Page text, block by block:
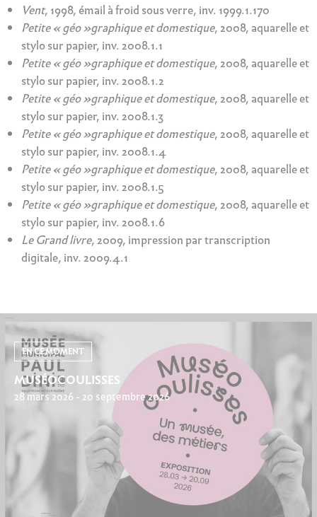
Vent, 1998, émail à froid sous verre, inv. 1999.1.170
Petite « géo »graphique et domestique, 2008, aquarelle et
stylo sur papier, inv. 2008.1.1
Petite « géo »graphique et domestique, 2008, aquarelle et
stylo sur papier, inv. 2008.1.2
Petite « géo »graphique et domestique, 2008, aquarelle et
stylo sur papier, inv. 2008.1.3
Petite « géo »graphique et domestique, 2008, aquarelle et
stylo sur papier, inv. 2008.1.4
Petite « géo »graphique et domestique, 2008, aquarelle et
stylo sur papier, inv. 2008.1.5
Petite « géo »graphique et domestique, 2008, aquarelle et
stylo sur papier, inv. 2008.1.6
Le Grand livre, 2009, impression par transcription
digitale, inv. 2009.4.1
EN CE MOMENT
MUSÉOCOULISSES
28 mars 2026 - 20 septembre 2026